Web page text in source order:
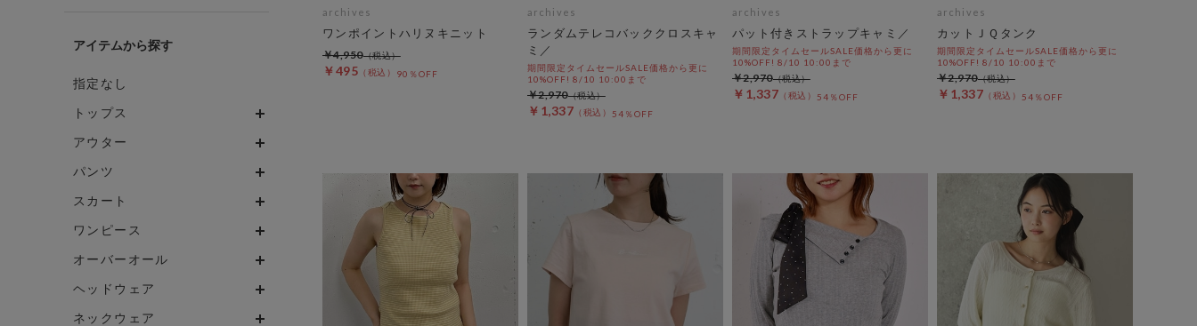
アイテム
指定なし
トップス
アウター
パンツ
スカート
ワンピース
オーバーオール
ヘッドウェア
ネックウェア
archives
ワンポイントハリヌキニット
￥495 90％OFF
￥4,950
archives
ランダムテレコバッククロスキャ
ミ／
期間限定タイムセールSALE価格から更に
10%OFF! 8/10 10:00まで
￥1,337 54％OFF
￥2,970
archives
パット付きストラップキャミ／
期間限定タイムセールSALE価格から更に
10%OFF! 8/10 10:00まで
￥1,337 54％OFF
￥2,970
archives
カットＪＱタンク
期間限定タイムセールSALE価格から更に
10%OFF! 8/10 10:00まで
￥1,337 54％OFF
￥2,970